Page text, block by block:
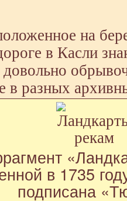
на
в Касли
довольно
в разных
в 1735
подписана